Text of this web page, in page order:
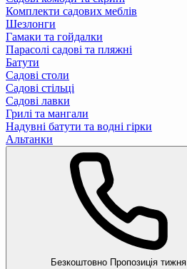
Комплекти садових меблів
Шезлонги
Гамаки та гойдалки
Парасолі садові та пляжні
Батути
Садові столи
Садові стільці
Садові лавки
Грилі та мангали
Надувні батути та водні гірки
Альтанки
Безкоштовно Пропозиція тижня